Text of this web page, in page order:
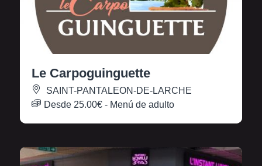
Le Carpoguinguette
SAINT-PANTALEON-DE-LARCHE
Desde 25.00€ - Menú de adulto